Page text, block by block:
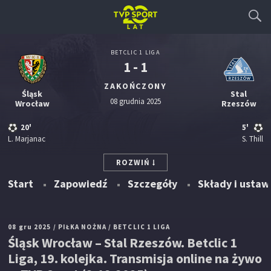
Śląsk
Wrocław
20'
L. Marjanac
BETCLIC 1 LIGA
1 - 1
ZAKOŃCZONY
08 grudnia 2025
Stal
Rzeszów
5'
S. Thill
ROZWIŃ
Start Zapowiedź Szczegóły Składy i
08 gru 2025 / PIŁKA NOŻNA/ BETCLIC 1 LIGA
Śląsk Wrocław – Stal Rzeszów. Betclic 1
Liga, 19. kolejka. Transmisja online na żywo